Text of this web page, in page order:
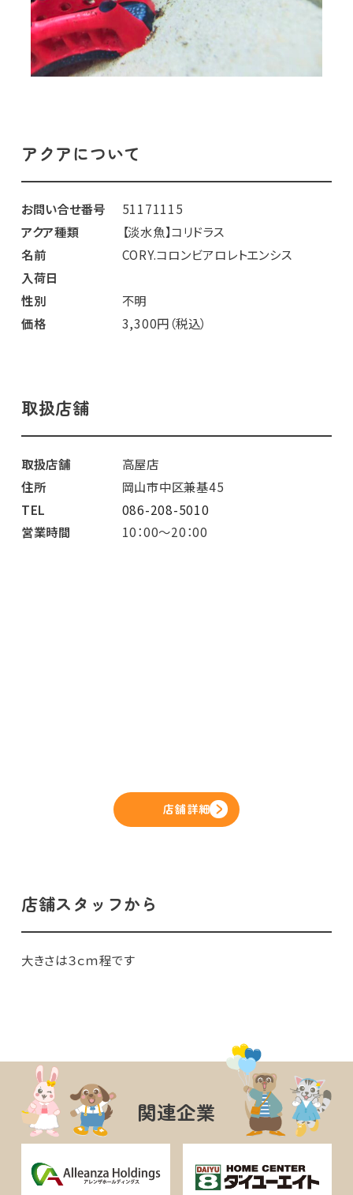
アクアについて
お問い合せ番号
51171115
アクア種類
【淡水魚】コリドラス
名前
CORY.コロンビアロレトエンシス
入荷日
性別
不明
価格
3,300円（税込）
取扱店舗
取扱店舗
高屋店
住所
岡山市中区兼基45
TEL
086-208-5010
営業時間
10：00～20：00
店舗詳細
店舗スタッフから
大きさは３ｃｍ程です
関連企業